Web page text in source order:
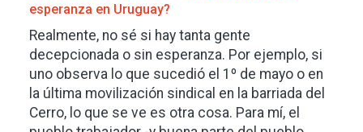
esperanza en Uruguay?
Realmente, no sé si hay tanta gente
decepcionada o sin esperanza. Por ejemplo, si
uno observa lo que sucedió el 1º de mayo o en
la última movilización sindical en la barriada del
Cerro, lo que se ve es otra cosa. Para mí, el